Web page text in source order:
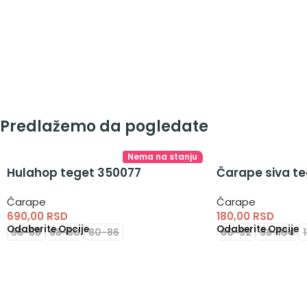
Predlažemo da pogledate
Nema na stanju
Hulahop teget 350077
Čarape
690,00 RSD
Odaberite Opcije
56-68 68-80 80-86
Čarape siva
Čarape
180,00 RSD
Odaberite Opcije
80-92 98-104